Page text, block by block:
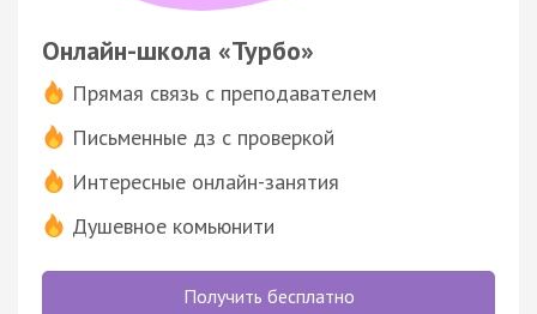
Онлайн-школа «Турбо»
Прямая связь с преподавателем
Письменные дз с проверкой
Интересные онлайн-занятия
Душевное комьюнити
Получить бесплатно